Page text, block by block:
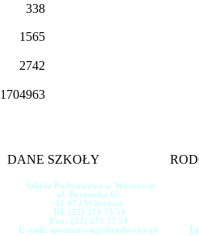
338
1565
2742
1704963
DANE SZKOŁY
Szkoła Podstawowa w Wieszowie
ul. Bytomska 62
42-672 Wieszowa
Tel. (32) 273 75 54
Fax: (32) 273 75 54
E-mail: spwieszowa@zbroslawice.pl